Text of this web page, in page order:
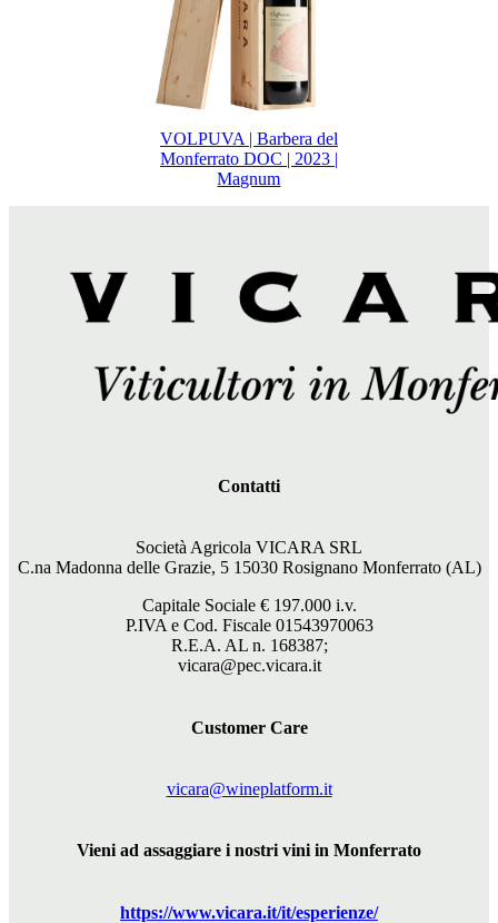
VOLPUVA | Barbera del
Monferrato DOC | 2023 |
Magnum
Contatti
Società Agricola VICARA SRL
C.na Madonna delle Grazie, 5 15030 Rosignano Monferrato (AL)
Capitale Sociale € 197.000i.v.
P.IVA e Cod. Fiscale 01543970063
R.E.A. AL n. 168387;
vicara@pec.vicara.it
Customer Care
vicara@wineplatform.it
Vieni ad assaggiare i nostri vini in Monferrato
https://www.vicara.it/it/esperienze/